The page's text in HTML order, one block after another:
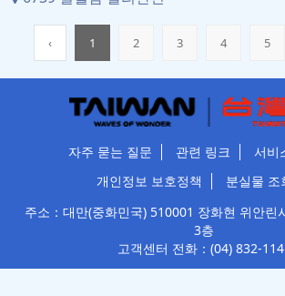
‹ 1 2 3 4 5
자주 묻는 질문 관련 링크
서비
개인정보 보호정책
분실물 조
주소：대만(중화민국) 510001 장화현 위안린
3층
고객센터 전화： (04) 832-